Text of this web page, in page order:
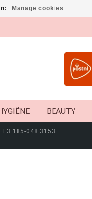
BEAUTY
+3.185-048 3153
Manage cookies